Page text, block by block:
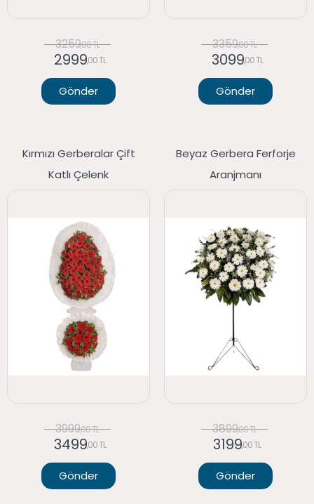
3259,00 TL
2999,00 TL
Gönder
3359,00 TL
3099,00 TL
Gönder
Kırmızı Gerberalar Çift
Katlı Çelenk
3999,00 TL
3499,00 TL
Gönder
Beyaz Gerbera Ferforje
Aranjmanı
3899,00 TL
3199,00 TL
Gönder